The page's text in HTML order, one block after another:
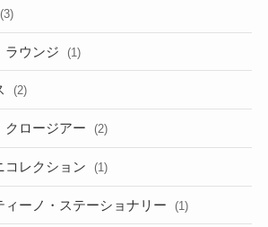
(3)
ラウンジ (1)
(2)
クロージアー (2)
コレクション (1)
ィーノ・ステーショナリー (1)